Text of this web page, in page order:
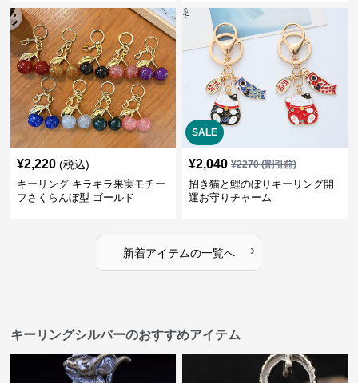
¥2,220 (税込)
キーリング キラキラ果実モチー
フさくらんぼ型 ゴールド
SALE
¥2,040 ¥2270(割引前)
招き猫と鯉のぼりキーリング開
運お守りチャーム
新着アイテムの一覧へ ›
キーリングシルバーのおすすめアイテム